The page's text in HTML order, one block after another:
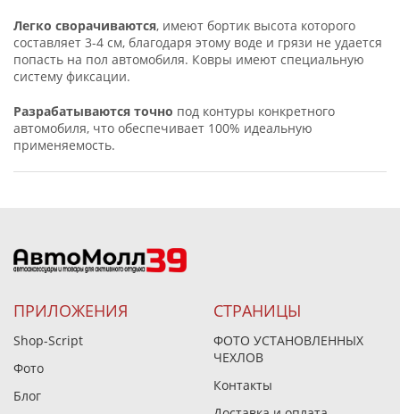
Легко сворачиваются, имеют бортик высота которого
составляет 3-4 см, благодаря этому воде и грязи не удается
попасть на пол автомобиля. Ковры имеют специальную
систему фиксации.
Разрабатываются точно под контуры конкретного
автомобиля, что обеспечивает 100% идеальную
применяемость.
ПРИЛОЖЕНИЯ
Shop-Script
Фото
Блог
СТРАНИЦЫ
ФОТО УСТАНОВЛЕННЫХ
ЧЕХЛОВ
Контакты